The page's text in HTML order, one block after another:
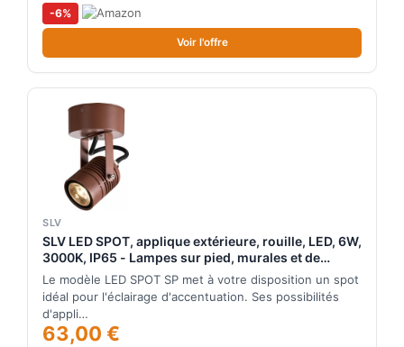
-6%
Voir l'offre
SLV
SLV LED SPOT, applique extérieure, rouille, LED, 6W,
3000K, IP65 - Lampes sur pied, murales et de
plafond (extérieur)
Le modèle LED SPOT SP met à votre disposition un spot
idéal pour l'éclairage d'accentuation. Ses possibilités
d'appli…
63,00 €